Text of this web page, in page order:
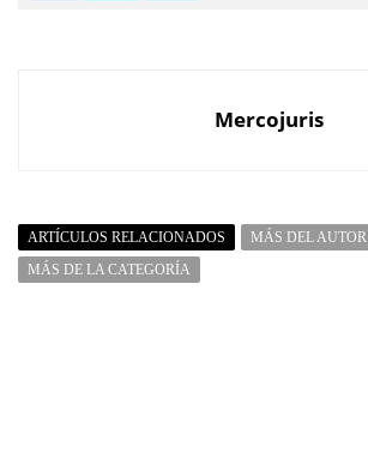
Mercojuris
ARTÍCULOS RELACIONADOS
MÁS DEL AUTOR
MÁS DE LA CATEGORÍA